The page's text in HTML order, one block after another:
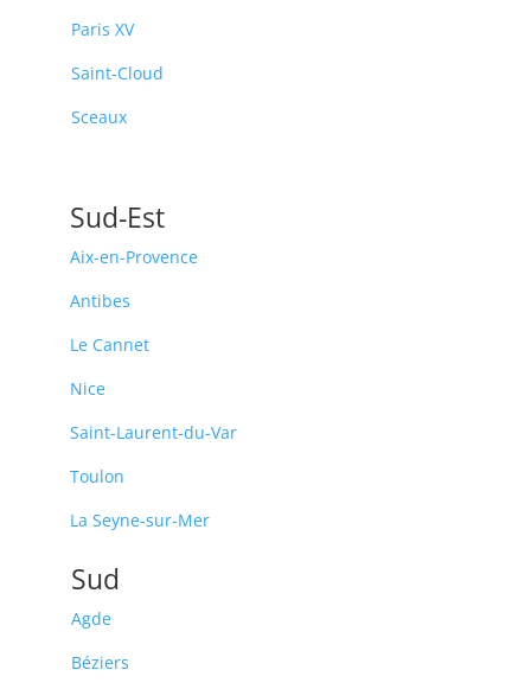
Paris XV
Saint-Cloud
Sceaux
Sud-Est
Aix-en-Provence
Antibes
Le Cannet
Nice
Saint-Laurent-du-Var
Toulon
La Seyne-sur-Mer
Sud
Agde
Béziers